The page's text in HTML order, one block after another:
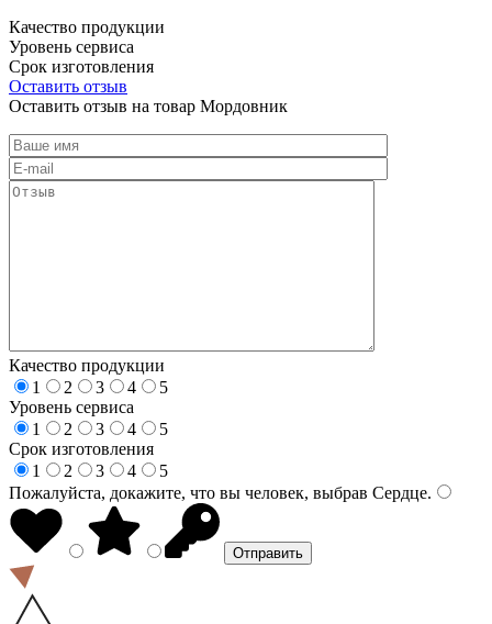
Качество продукции
Уровень сервиса
Срок изготовления
Оставить отзыв
Оставить отзыв на товар Мордовник
Качество продукции
1
2 3 4
5
Уровень сервиса
1
2 3 4
5
Срок изготовления
1
2 3 4
5
Пожалуйста, докажите, что вы человек, выбрав Сердце.